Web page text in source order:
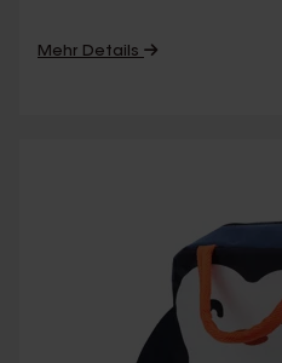
Mehr Details